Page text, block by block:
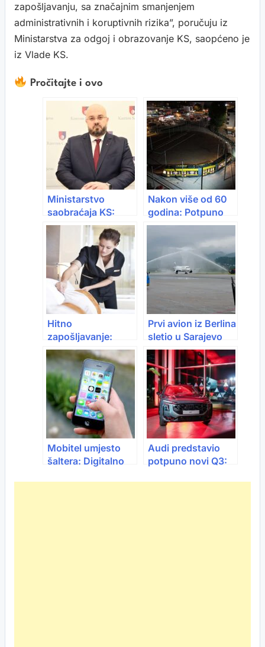
zapošljavanju, sa značajnim smanjenjem
administrativnih i koruptivnih rizika”, poručuju iz
Ministarstva za odgoj i obrazovanje KS, saopćeno je
iz Vlade KS.
Pročitajte i ovo
Ministarstvo
saobraćaja KS:
Sarajevo će prvi
put u historiji imati
električne
autobuse u javnom
prevozu
Nakon više od 60
godina: Potpuno
obnovljena
tramvajska
okretaljka na Ilidži
Hitno
zapošljavanje:
Austrija nudi posao
i platu koju mnogi u
BiH mogu samo
sanjati
Prvi avion iz Berlina
sletio u Sarajevo
Mobitel umjesto
šaltera: Digitalno
Audi predstavio
potpuno novi Q3: